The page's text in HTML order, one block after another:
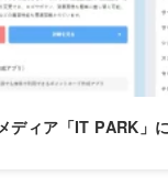
ディア「IT PARK」